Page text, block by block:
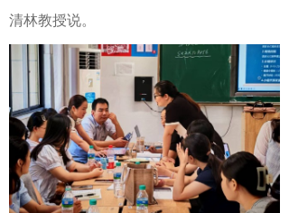
清林教授说。